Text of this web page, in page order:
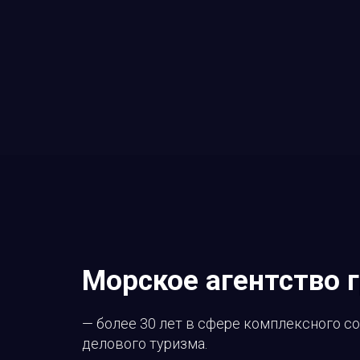
Морское агентство
— более 30 лет в сфере комплексного
делового туризма.